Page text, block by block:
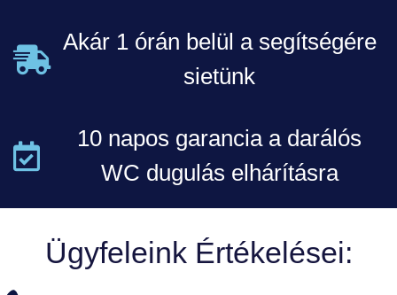
Akár 1 órán belül a segítségére
sietünk
10 napos garancia a darálós
WC dugulás elhárításra
Ügyfeleink Értékelései: